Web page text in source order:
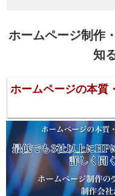
ホームページ制作
知
ホームページの本質